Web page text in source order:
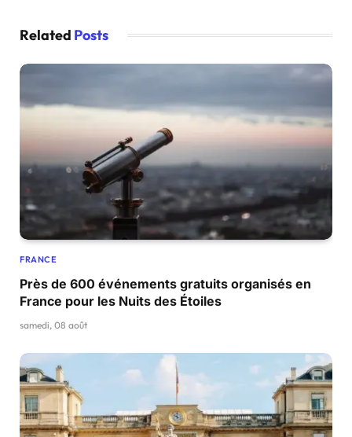
Related Posts
FRANCE
Près de 600 événements gratuits organisés en
France pour les Nuits des Étoiles
samedi, 08 août